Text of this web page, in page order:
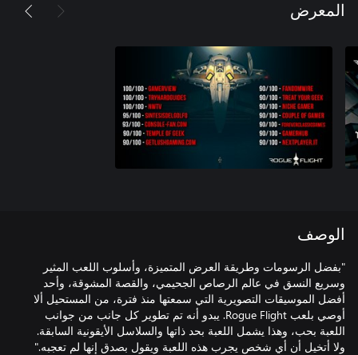
المعرض
الوصف
"بفضل الرسومات وطريقة العرض المتميزة، وأسلوب اللعب المثير
وسريع النسق في عالم الرصاص الجحيمي، والقصة المشوقة، وأحد
أفضل الموسيقات التصويرية التي سمعتها منذ فترة، من المستحيل ألا
أوصي بلعب Rogue Flight. يبدو أنه تم تطوير كل جانب من جوانب
اللعبة بحب، وهذا يشمل اللعبة بحد ذاتها والسلاسل الأيقونية السابقة.
ولا أتخيل أن أي شخص يجرب هذه اللعبة ويقول بصدق إنها لم تعجبه."